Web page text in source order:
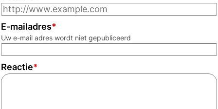
E-mailadres*
Uw e-mail adres wordt niet gepubliceerd
Reactie*